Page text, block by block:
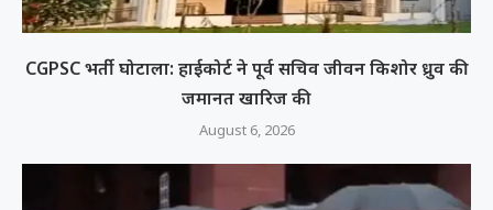
CGPSC भर्ती घोटाला: हाईकोर्ट ने पूर्व सचिव जीवन किशोर ध्रुव की
जमानत खारिज की
August 6, 2026